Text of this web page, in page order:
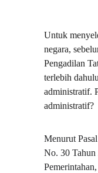
Untuk
negara,
Pengadilan
terlebih
administratif.
administratif?
Menurut
No. 30 Tahun